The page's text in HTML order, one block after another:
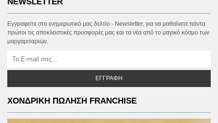
ΧΟΝΔΡΙΚΗ ΠΩΛΗΣΗ & ΣΥΝΕΡΓΑΣΙΕΣ
NEWSLETTER
πρώτοι τις αποκλειστικές προσφορές μας και τα νέα από το μαγικό κόσμο των